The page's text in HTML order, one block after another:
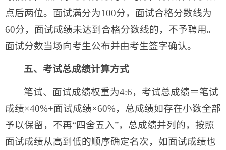
点后两位。面试满分为100分，面试合格分数线为
60分，面试成绩未达到合格分数线的，不予聘用。
面试分数当场向考生公布并由考生签字确认。
五、考试总成绩计算方式
笔试、面试成绩权重为4:6，考试总成绩＝笔试
成绩×40%+面试成绩×60%，总成绩如存在小数全部
予以保留，不再“四舍五入”，总成绩并列的，按照
面试成绩从高到低的顺序确定名次，如面试成绩也